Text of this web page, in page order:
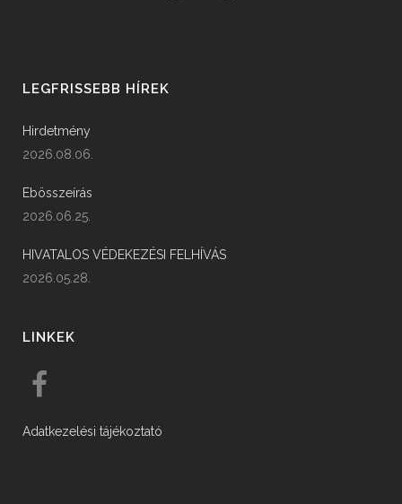
LEGFRISSEBB HÍREK
Hirdetmény
2026.08.06.
Ebösszeírás
2026.06.25.
HIVATALOS VÉDEKEZÉSI FELHÍVÁS
2026.05.28.
LINKEK
Adatkezelési tájékoztató